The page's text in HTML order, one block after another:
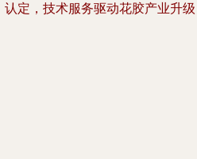
认定，技术服务驱动花胶产业升级